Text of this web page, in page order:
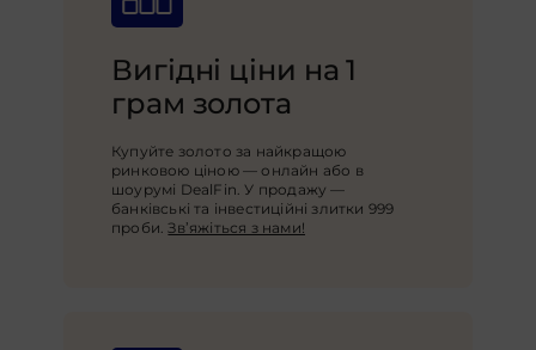
Вигідні ціни на 1
грам золота
Купуйте золото за найкращою
ринковою ціною — онлайн або в
шоурумі DealFin. У продажу —
банківські та інвестиційні злитки 999
проби.Зв’яжіться з нами!